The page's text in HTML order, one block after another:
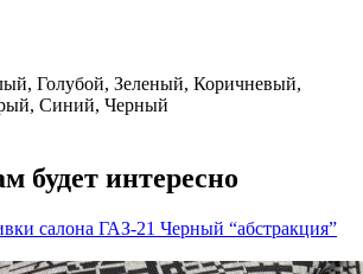
Голубой, Зеленый, Коричневый,
Синий, Черный
будет интересно